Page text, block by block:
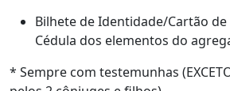
Bilhete de Identidade/Cartão
Cédula dos elementos do
* Sempre com testemunhas